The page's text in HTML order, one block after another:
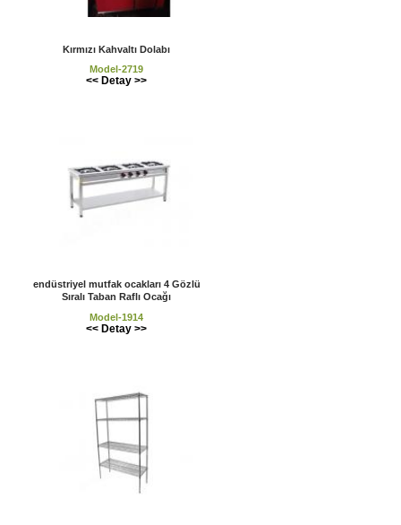
Kırmızı Kahvaltı Dolabı
Model-2719
<< Detay >>
endüstriyel mutfak ocakları 4 Gözlü
Sıralı Taban Raflı Ocağı
Model-1914
<< Detay >>